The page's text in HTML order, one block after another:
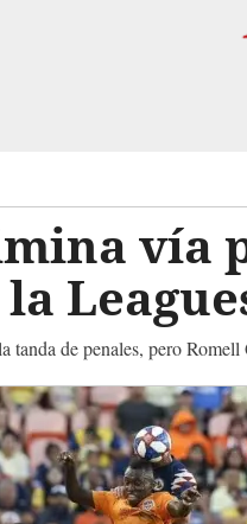
vía
de penales, pero